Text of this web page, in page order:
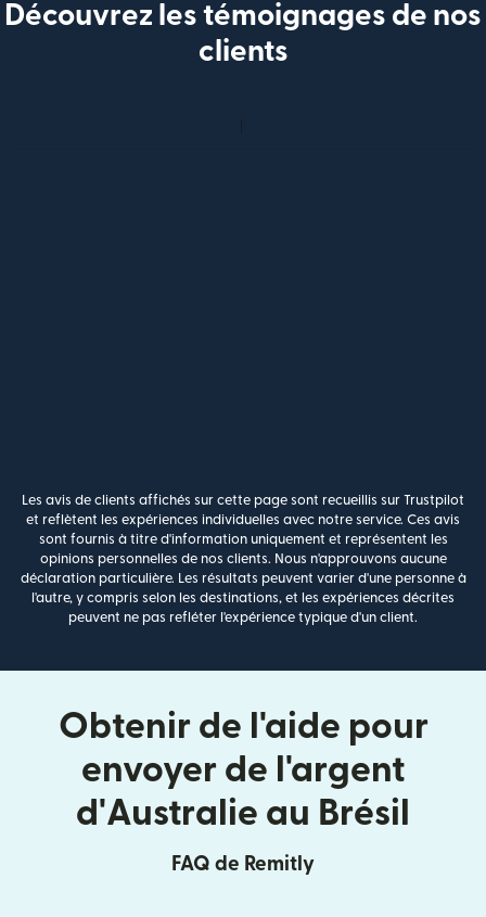
Découvrez les témoignages de nos
clients
Les avis de clients affichés sur cette page sont recueillis sur Trustpilot
et reflètent les expériences individuelles avec notre service. Ces avis
sont fournis à titre d'information uniquement et représentent les
opinions personnelles de nos clients. Nous n'approuvons aucune
déclaration particulière. Les résultats peuvent varier d'une personne à
l'autre, y compris selon les destinations, et les expériences décrites
peuvent ne pas refléter l'expérience typique d'un client.
Obtenir de l'aide pour
envoyer de l'argent
d'Australie au Brésil
FAQ de Remitly